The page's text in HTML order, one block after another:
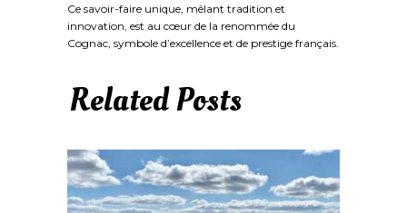
Ce savoir-faire unique, mêlant tradition et
innovation, est au cœur de la renommée du
Cognac, symbole d’excellence et de prestige français.
Related Posts